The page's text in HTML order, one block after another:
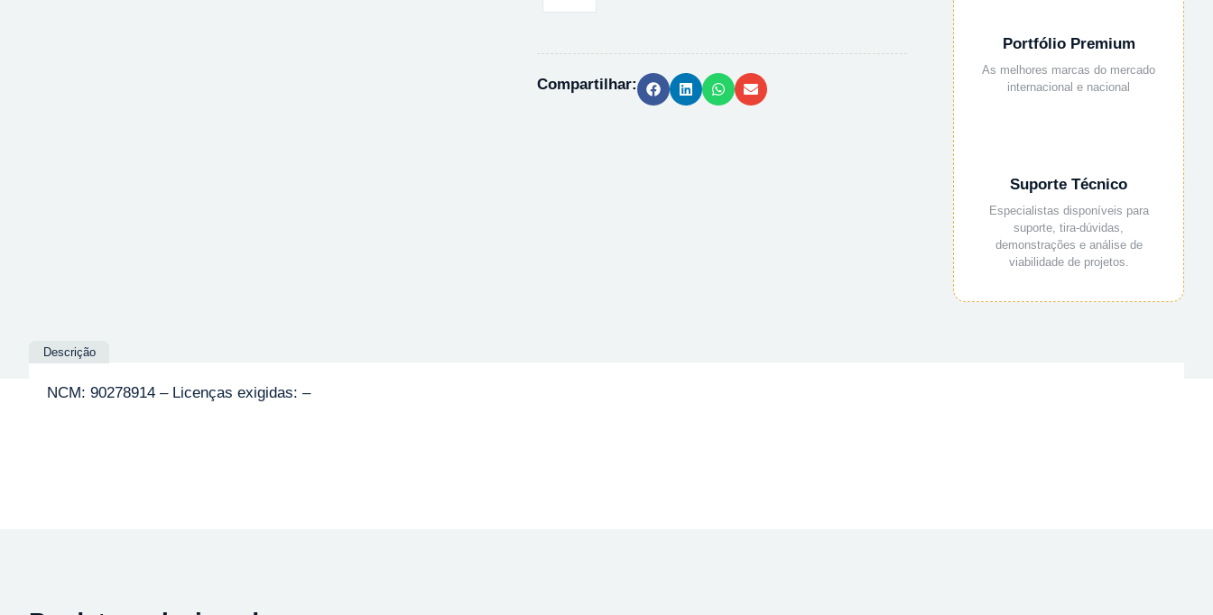
BANCADA
quantidade
Compartilhar:
Portfólio Premium
As melhores marcas do mercado
internacional e nacional
Suporte Técnico
Especialistas disponíveis para
suporte, tira-dúvidas,
demonstrações e análise de
viabilidade de projetos.
Descrição
NCM: 90278914 – Licenças exigidas: –